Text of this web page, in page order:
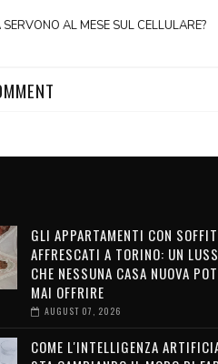
AL MESE SUL CELLULARE?
GLI APPARTAMENTI CON
AFFRESCATI A TORINO: UN
CHE NESSUNA CASA NUOVA
MAI OFFRIRE
AUGUST 07, 2026
COME L'INTELLIGENZA